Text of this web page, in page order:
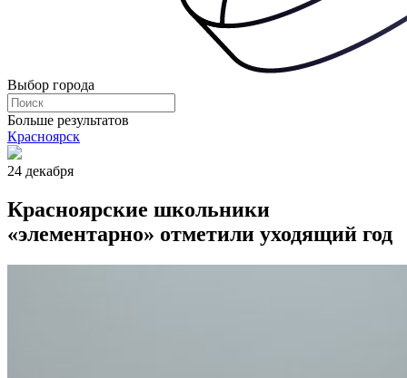
Выбор города
Больше результатов
Красноярск
24 декабря
Красноярские школьники
«элементарно» отметили уходящий год